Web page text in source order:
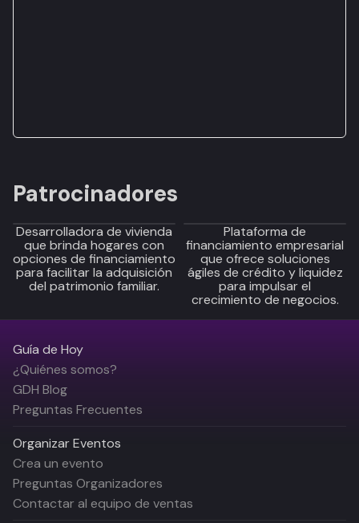
Patrocinadores
Desarrolladora de vivienda
que brinda hogares con
opciones de financiamiento
para facilitar la adquisición
del patrimonio familiar.
Plataforma de
financiamiento empresarial
que ofrece soluciones
ágiles de crédito y liquidez
para impulsar el
crecimiento de negocios.
Guía de Hoy
¿Quiénes somos?
GDH Blog
Preguntas Frecuentes
Organizar Eventos
Crea un evento
Preguntas Organizadores
Contactar al equipo de ventas